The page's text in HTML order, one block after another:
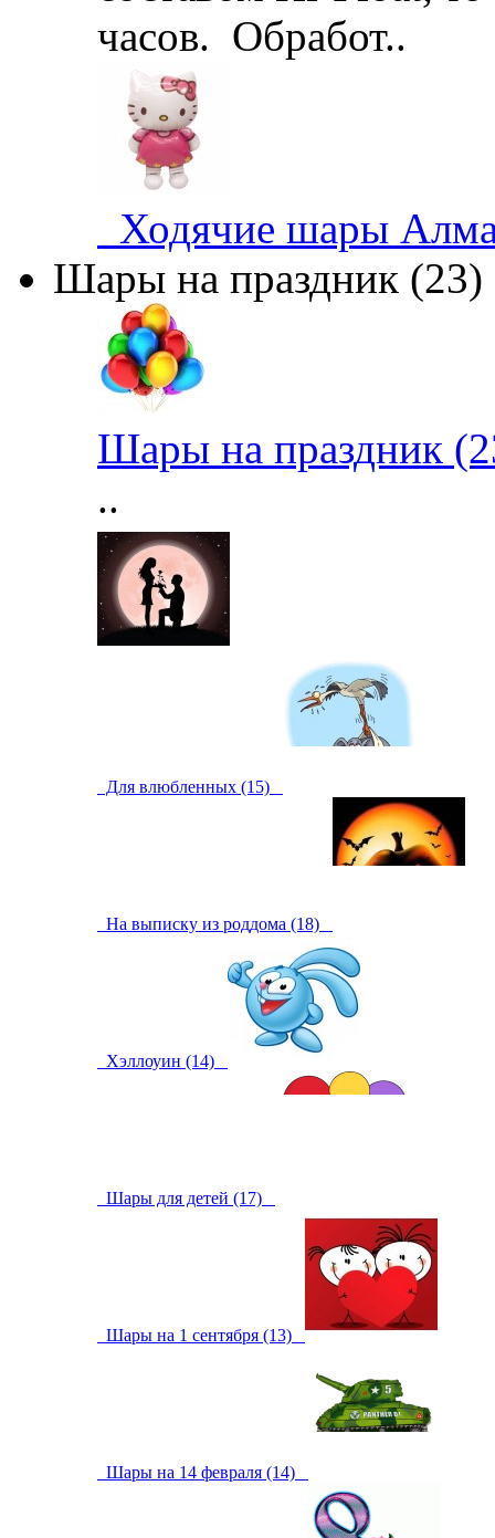
часов. Обработ..
Ходячие шары
Шары на праздник (23)
Шары на праздник
..
Для влюбленных (15)
На выписку из роддома (18)
Хэллоуин (14)
Шары для детей (17)
Шары на 1 сентября (13)
Шары на 14 февраля (14)